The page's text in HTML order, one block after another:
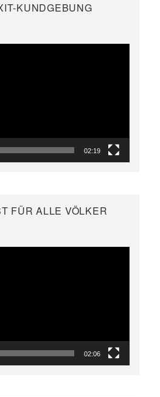
KUNDGEBUNG
02:19
FÜR ALLE VÖLKER
02:06